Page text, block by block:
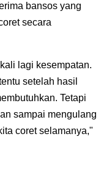
bansos yang
secara
lagi kesempatan.
setelah hasil
Tetapi
sampai mengulang
coret selamanya,"